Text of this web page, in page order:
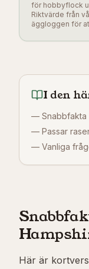
för hobbyflock
Riktvärde från
äggloggen för
I den
— Snabbfakta
— Passar
— Vanliga
Här är